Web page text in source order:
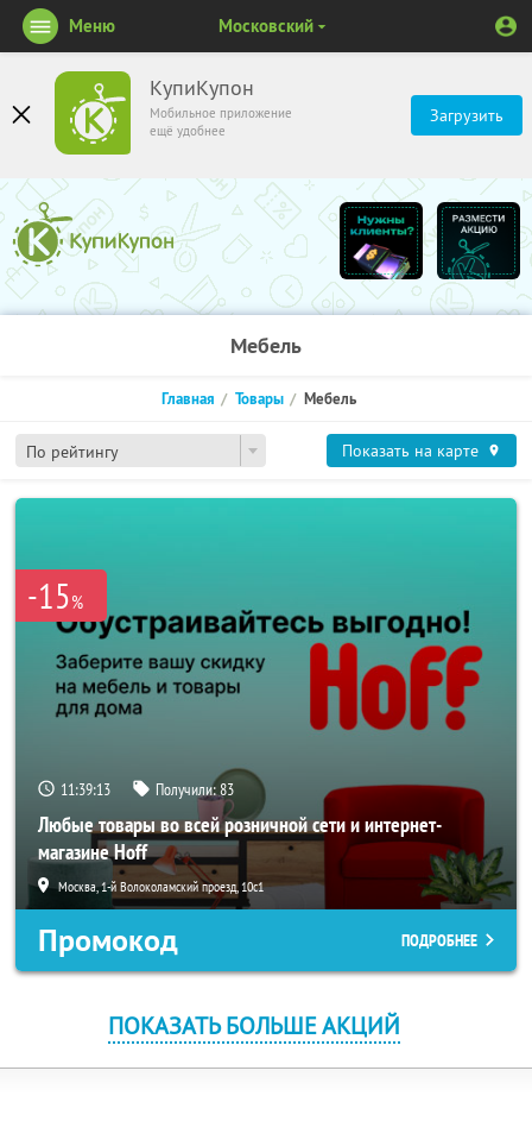
КупиКупон
Мобильное приложение
ещё удобнее
Загрузить
Меню Московский
Мебель
По рейтингу
Главная Товары Мебель
Показать на карте
-15%
11:39:13 Получили:83
Любые товары во всей розничной сети и интернет-
магазине Hoff
Москва, 1-й Волоколамский проезд, 10с1
Промокод ПОДРОБНЕЕ
ПОКАЗАТЬ БОЛЬШЕ АКЦИЙ